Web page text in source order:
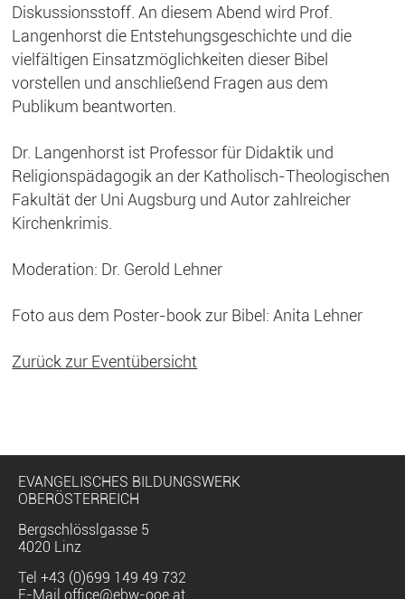
Diskussionsstoff. An diesem Abend wird Prof.
Langenhorst die Entstehungsgeschichte und die
vielfältigen Einsatzmöglichkeiten dieser Bibel
vorstellen und anschließend Fragen aus dem
Publikum beantworten.
Dr. Langenhorst ist Professor für Didaktik und
Religionspädagogik an der Katholisch-Theologischen
Fakultät der Uni Augsburg und Autor zahlreicher
Kirchenkrimis.
Moderation: Dr. Gerold Lehner
Foto aus dem Poster-book zur Bibel: Anita Lehner
Zurück zur Eventübersicht
EVANGELISCHES BILDUNGSWERK
OBERÖSTERREICH
Bergschlösslgasse 5
4020 Linz
Tel +43 (0)699 149 49 732
E-Mail office@ebw-ooe.at